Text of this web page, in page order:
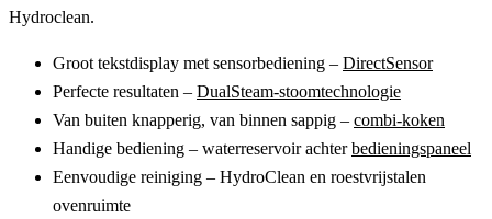
Hydroclean.​
Groot tekstdisplay met sensorbediening – DirectSensor
Perfecte resultaten – DualSteam-stoomtechnologie
Van buiten knapperig, van binnen sappig – combi-koken
Handige bediening – waterreservoir achterbedieningspaneel
Eenvoudige reiniging – HydroClean en roestvrijstalen
ovenruimte